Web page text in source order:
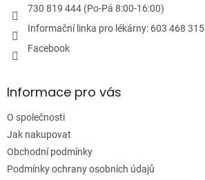
u
730 819 444 (Po-Pá 8:00-16:00)
Informační linka pro lékárny: 603 468 315
Facebook
Informace pro vás
O společnosti
Jak nakupovat
Obchodní podmínky
Podmínky ochrany osobních údajů